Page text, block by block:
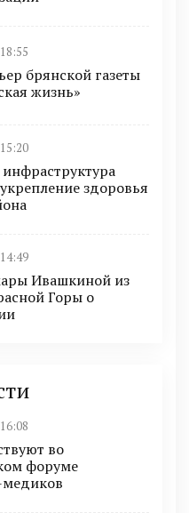
брянской газеты
жизнь»
здоровья
Ивашкиной из
Горы о
во
форуме
медиков